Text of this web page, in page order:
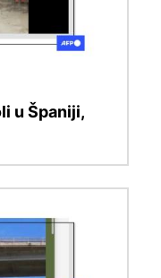
u Španiji,